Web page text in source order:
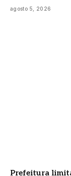
agosto 5, 2026
Prefeitura